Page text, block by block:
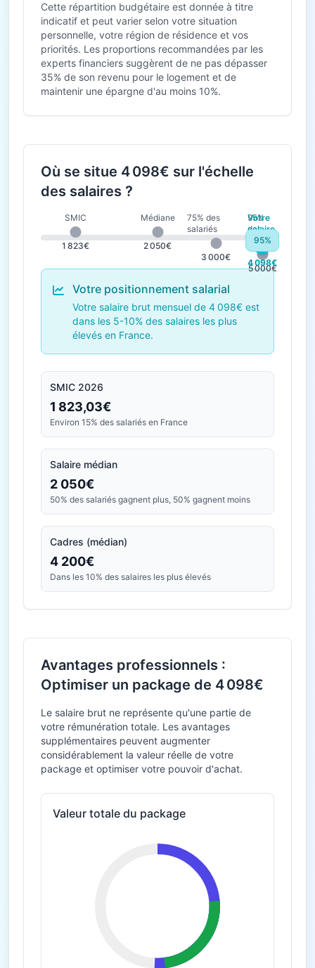
Cette répartition budgétaire est donnée à titre
indicatif et peut varier selon votre situation
personnelle, votre région de résidence et vos
priorités. Les proportions recommandées par les
experts financiers suggèrent de ne pas dépasser
35% de son revenu pour le logement et de
maintenir une épargne d'au moins 10%.
Où se situe 4 098€ sur l'échelle
des salaires ?
SMIC
1 823€
Médiane
2 050€
75% des
salariés
3 000€
95%
des
salariés
5 000€
Votre
salaire
4 098€
95%
Votre positionnement salarial
Votre salaire brut mensuel de 4 098€ est
dans les 5-10% des salaires les plus
élevés en France.
SMIC 2026
1 823,03€
Environ 15% des salariés en France
Salaire médian
2 050€
50% des salariés gagnent plus, 50% gagnent moins
Cadres (médian)
4 200€
Dans les 10% des salaires les plus élevés
Avantages professionnels :
Optimiser un package de 4 098€
Le salaire brut ne représente qu'une partie de
votre rémunération totale. Les avantages
supplémentaires peuvent augmenter
considérablement la valeur réelle de votre
package et optimiser votre pouvoir d'achat.
Valeur totale du package